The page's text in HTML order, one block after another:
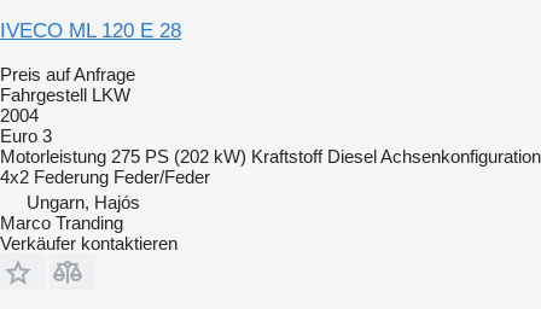
IVECO ML 120 E 28
Preis auf Anfrage
Fahrgestell LKW
2004
Euro 3
Motorleistung 275 PS (202 kW) Kraftstoff DieselAchsenkonfiguration
4x2 Federung Feder/Feder
Ungarn, Hajós
Marco Tranding
Verkäufer kontaktieren